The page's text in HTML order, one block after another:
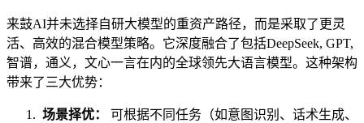
来鼓AI并未选择自研大模型的重资产路径，而是采取了更灵
活、高效的混合模型策略。它深度融合了包括DeepSeek, GPT,
智谱，通义，文心一言在内的全球领先大语言模型。这种架构
带来了三大优势：
场景择优：
可根据不同任务（如意图识别、话术生成、